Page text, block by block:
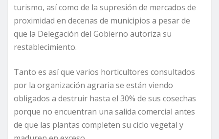
turismo, así como de la supresión de mercados de
proximidad en decenas de municipios a pesar de
que la Delegación del Gobierno autoriza su
restablecimiento.
Tanto es así que varios horticultores consultados
por la organización agraria se están viendo
obligados a destruir hasta el 30% de sus cosechas
porque no encuentran una salida comercial antes
de que las plantas completen su ciclo vegetal y